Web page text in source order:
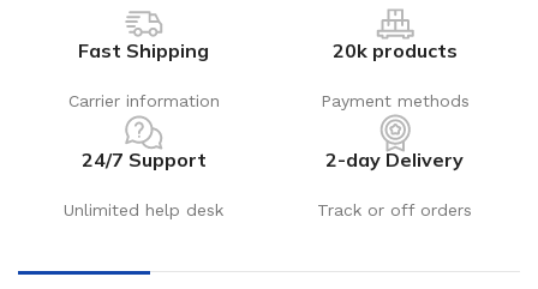
Fast Shipping
Carrier information
20k products
Payment methods
24/7 Support
Unlimited help desk
2-day Delivery
Track or off orders